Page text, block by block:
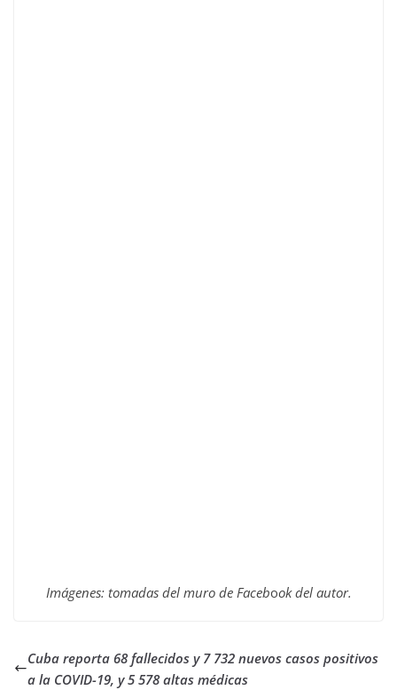
Imágenes: tomadas del muro de Facebook del autor.
Cuba reporta 68 fallecidos y 7 732 nuevos casos positivos
a la COVID-19, y 5 578 altas médicas